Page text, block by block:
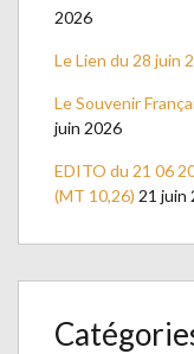
2026
Le Lien du 28 juin
Le Souvenir
juin 2026
EDITO du 21 06
(MT 10,26) 21 juin